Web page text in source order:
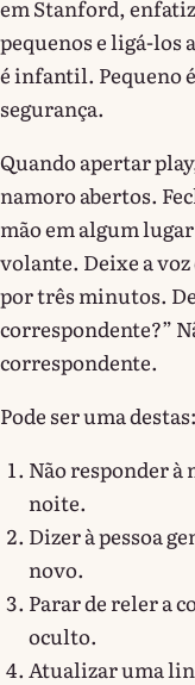
em Stanford,
pequenos e ligá-los
é infantil. Pequeno
segurança.
Quando apertar
namoro abertos.
mão em algum
volante. Deixe a
por três minutos.
correspondente?”
correspondente.
Pode ser uma destas:
Não responder à
noite.
Dizer à pessoa
novo.
Parar de reler a
oculto.
Atualizar uma